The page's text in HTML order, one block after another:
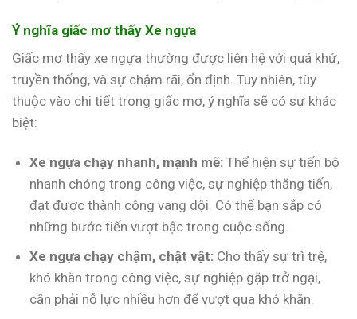
Ý nghĩa giấc mơ thấy Xe ngựa
Giấc mơ thấy xe ngựa thường được liên hệ với quá khứ,
truyền thống, và sự chậm rãi, ổn định. Tuy nhiên, tùy
thuộc vào chi tiết trong giấc mơ, ý nghĩa sẽ có sự khác
biệt:
Xe ngựa chạy nhanh, mạnh mẽ: Thể hiện sự tiến bộ
nhanh chóng trong công việc, sự nghiệp thăng tiến,
đạt được thành công vang dội. Có thể bạn sắp có
những bước tiến vượt bậc trong cuộc sống.
Xe ngựa chạy chậm, chật vật: Cho thấy sự trì trệ,
khó khăn trong công việc, sự nghiệp gặp trở ngại,
cần phải nỗ lực nhiều hơn để vượt qua khó khăn.